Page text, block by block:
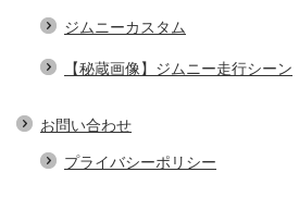
ジムニーカスタム
【秘蔵画像】ジムニー走行シーン
お問い合わせ
プライバシーポリシー